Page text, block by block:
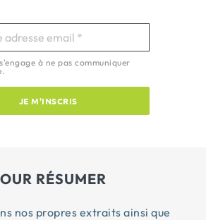
à ne pas communiquer
JE M'INSCRIS
RÉSUMER
nos propres extraits ainsi que